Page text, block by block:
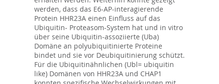
werden, dass das E6-AP-interagierende
Protein HHR23A einen Einfluss auf das
Ubiquitin- Proteasom-System hat und in vitro
über seine Ubiquitin-assoziierte (Uba)
Domäne an polyubiquitinierte Proteine
bindet und sie vor Deubiquitinierung schützt.
Für die Ubiquitinähnlichen (Ubl= ubiquitin
like) Domänen von HHR23A und CHAP1